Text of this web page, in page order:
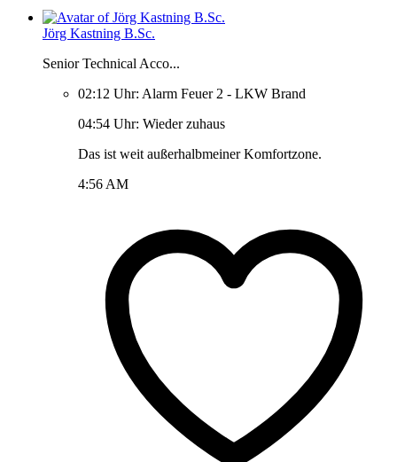
Jörg Kastning B.Sc.
Senior Technical Acco...
02:12 Uhr: Alarm Feuer 2 - LKW Brand
04:54 Uhr: Wieder zuhaus
Das ist weit außerhalbmeiner Komfortzone.
4:56 AM